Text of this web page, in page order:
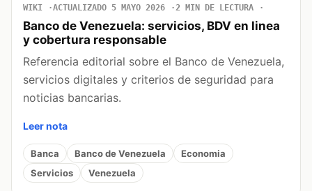
WIKI ACTUALIZADO 5 MAYO 2026 2 MIN DE LECTURA
Banco de Venezuela: servicios, BDV en linea
y cobertura responsable
Referencia editorial sobre el Banco de Venezuela,
servicios digitales y criterios de seguridad para
noticias bancarias.
Leer nota
Banca Banco de Venezuela
Economia
Servicios
Venezuela